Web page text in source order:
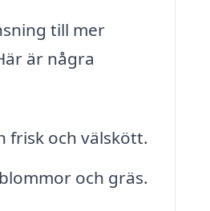
till mer
är några
frisk och välskött.
och gräs.